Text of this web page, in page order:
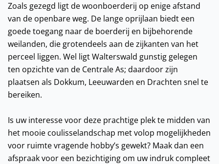
Zoals gezegd ligt de woonboerderij op enige afstand
van de openbare weg. De lange oprijlaan biedt een
goede toegang naar de boerderij en bijbehorende
weilanden, die grotendeels aan de zijkanten van het
perceel liggen. Wel ligt Walterswald gunstig gelegen
ten opzichte van de Centrale As; daardoor zijn
plaatsen als Dokkum, Leeuwarden en Drachten snel te
bereiken.
Is uw interesse voor deze prachtige plek te midden van
het mooie coulisselandschap met volop mogelijkheden
voor ruimte vragende hobby’s gewekt? Maak dan een
afspraak voor een bezichtiging om uw indruk compleet